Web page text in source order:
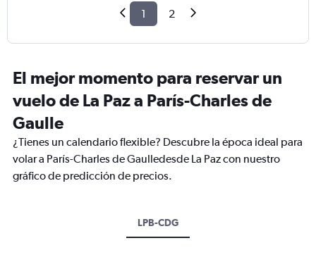
1 2
El mejor momento para reservar un
vuelo de La Paz a París-Charles de
Gaulle
¿Tienes un calendario flexible? Descubre la época ideal para
volar a París-Charles de Gaulledesde La Paz con nuestro
gráfico de predicción de precios.
LPB-CDG